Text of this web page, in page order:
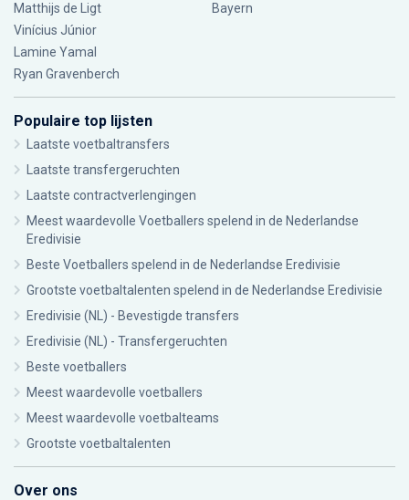
Matthijs de Ligt
Vinícius Júnior
Lamine Yamal
Ryan Gravenberch
Bayern
Populaire top lijsten
Laatste voetbaltransfers
Laatste transfergeruchten
Laatste contractverlengingen
Meest waardevolle Voetballers spelend in de Nederlandse
Eredivisie
Beste Voetballers spelend in de Nederlandse Eredivisie
Grootste voetbaltalenten spelend in de Nederlandse Eredivisie
Eredivisie (NL) - Bevestigde transfers
Eredivisie (NL) - Transfergeruchten
Beste voetballers
Meest waardevolle voetballers
Meest waardevolle voetbalteams
Grootste voetbaltalenten
Over ons